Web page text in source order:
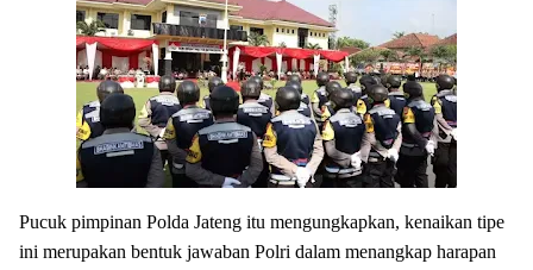
Pucuk pimpinan Polda Jateng itu mengungkapkan, kenaikan tipe
ini merupakan bentuk jawaban Polri dalam menangkap harapan